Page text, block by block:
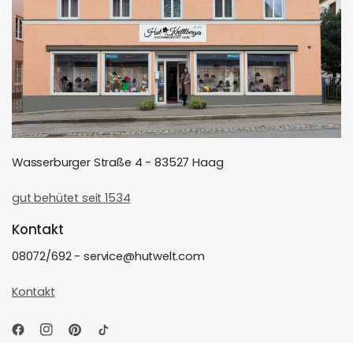
Wasserburger Straße 4 - 83527 Haag
gut behütet seit 1534
Kontakt
08072/692 - service@hutwelt.com
Kontakt